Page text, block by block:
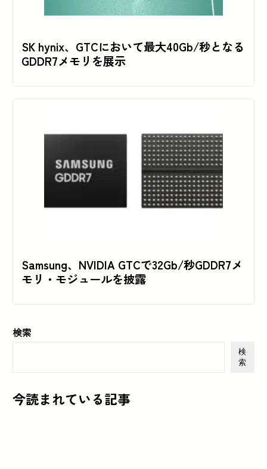
SK hynix、GTCにおいて最大40Gb/秒となる
GDDR7メモリを展示
Samsung、NVIDIA GTCで32Gb/秒GDDR7メ
モリ・モジュールを披露
検索
検
索
今読まれている記事